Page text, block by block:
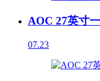
AOC 27英寸
07.23